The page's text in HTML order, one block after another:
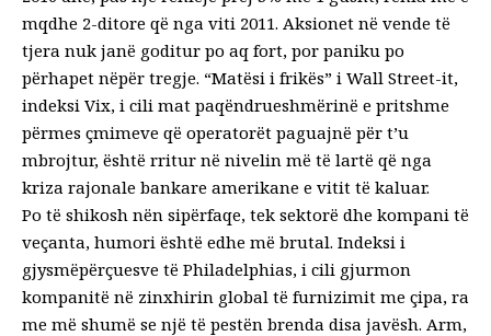
mqdhe 2-ditore që nga viti 2011. Aksionet në vende të
tjera nuk janë goditur po aq fort, por paniku po
përhapet nëpër tregje. “Matësi i frikës” i Wall Street-it,
indeksi Vix, i cili mat paqëndrueshmërinë e pritshme
përmes çmimeve që operatorët paguajnë për t’u
mbrojtur, është rritur në nivelin më të lartë që nga
kriza rajonale bankare amerikane e vitit të kaluar.
Po të shikosh nën sipërfaqe, tek sektorë dhe kompani të
veçanta, humori është edhe më brutal. Indeksi i
gjysmëpërçuesve të Philadelphias, i cili gjurmon
kompanitë në zinxhirin global të furnizimit me çipa, ra
me më shumë se një të pestën brenda disa javësh. Arm,